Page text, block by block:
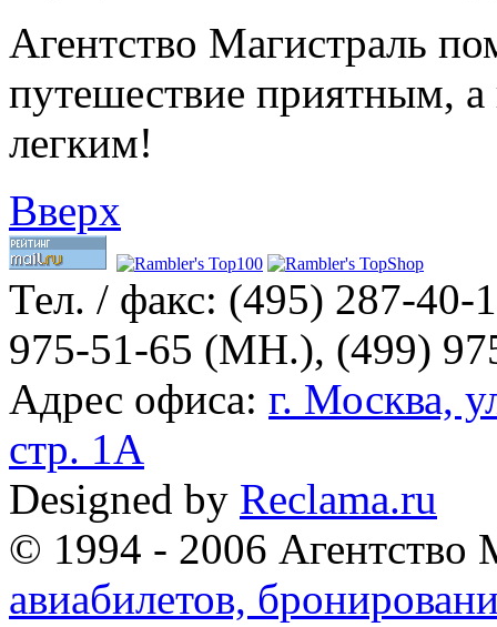
Агентство Магистраль
путешествие приятным,
легким!
Вверх
Тел. / факс: (495) 287-
975-51-65 (МН.), (499)
Адрес офиса: г. Москва,
стр. 1А
Designed by Reclama.ru
© 1994 - 2006 Агентство
авиабилетов,